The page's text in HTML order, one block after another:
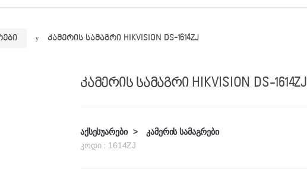
კამერის სამაგრი HIKVISION DS-1614ZJ
კამერის სამაგრი HIKVISION DS-1614ZJ
აქსესუარები >
კამერის სამაგრები
კოდი : 1614ZJ